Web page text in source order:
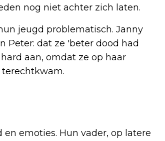
nog niet achter zich laten.
jeugd problematisch. Janny
Peter: dat ze 'beter dood had
aan, omdat ze op haar
emoties. Hun vader, op latere